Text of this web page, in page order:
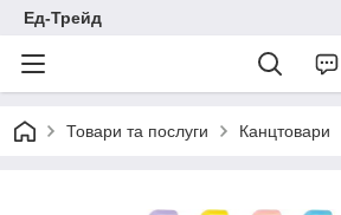
Ед-Трейд
Товари та послуги Канцтовари